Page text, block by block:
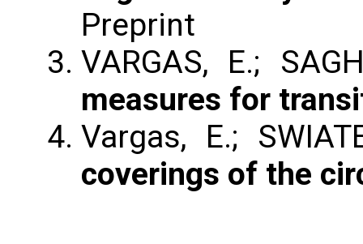
Preprint
VARGAS, E.;
measures for
Vargas, E.;
coverings of the